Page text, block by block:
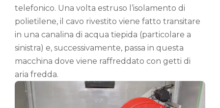
telefonico. Una volta estruso l’isolamento di
polietilene, il cavo rivestito viene fatto transitare
in una canalina di acqua tiepida (particolare a
sinistra) e, successivamente, passa in questa
macchina dove viene raffreddato con getti di
aria fredda.